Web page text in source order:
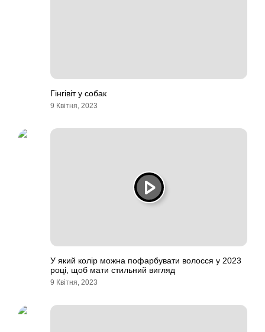
Гінгівіт у собак
9 Квітня, 2023
У який колір можна пофарбувати волосся у 2023
році, щоб мати стильний вигляд
9 Квітня, 2023